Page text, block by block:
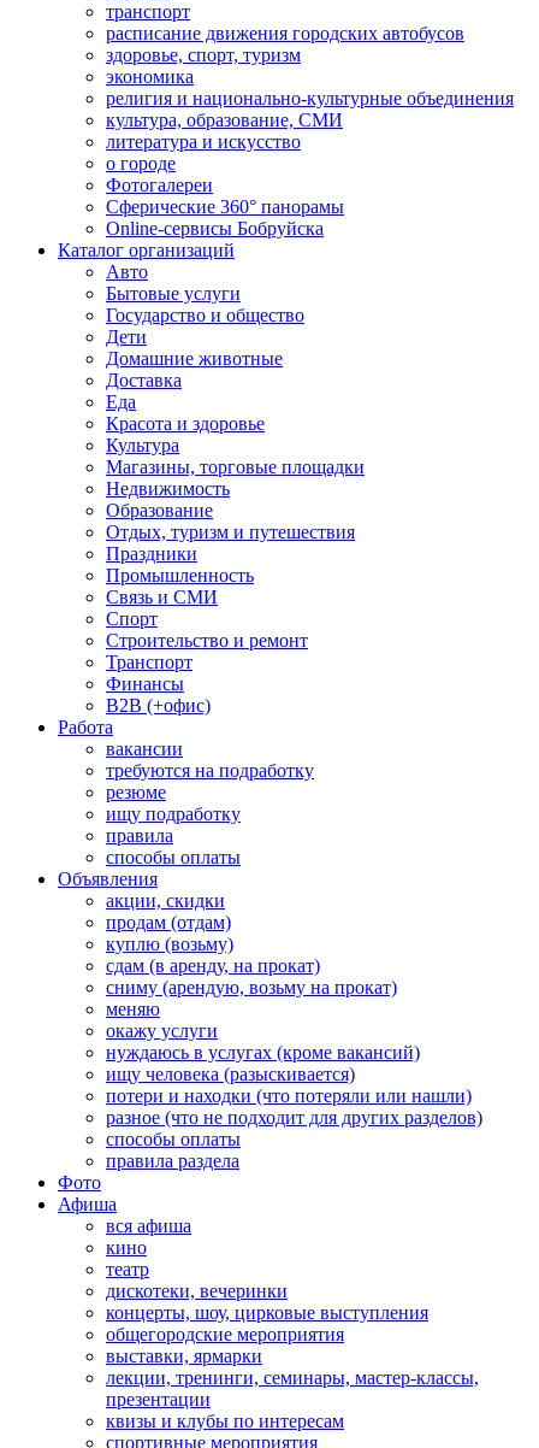
транспорт
расписание движения городских автобусов
здоровье, спорт, туризм
экономика
религия и национально-культурные объединения
культура, образование, СМИ
литература и искусство
о городе
Фотогалереи
Сферические 360° панорамы
Online-сервисы Бобруйска
Каталог организаций
Авто
Бытовые услуги
Государство и общество
Дети
Домашние животные
Доставка
Еда
Красота и здоровье
Культура
Магазины, торговые площадки
Недвижимость
Образование
Отдых, туризм и путешествия
Праздники
Промышленность
Связь и СМИ
Спорт
Строительство и ремонт
Транспорт
Финансы
B2B (+офис)
Работа
вакансии
требуются на подработку
резюме
ищу подработку
правила
способы оплаты
Объявления
акции, скидки
продам (отдам)
куплю (возьму)
сдам (в аренду, на прокат)
сниму (арендую, возьму на прокат)
меняю
окажу услуги
нуждаюсь в услугах (кроме вакансий)
ищу человека (разыскивается)
потери и находки (что потеряли или нашли)
разное (что не подходит для других разделов)
способы оплаты
правила раздела
Фото
Афиша
вся афиша
кино
театр
дискотеки, вечеринки
концерты, шоу, цирковые выступления
общегородские мероприятия
выставки, ярмарки
лекции, тренинги, семинары, мастер-классы,
презентации
квизы и клубы по интересам
спортивные мероприятия